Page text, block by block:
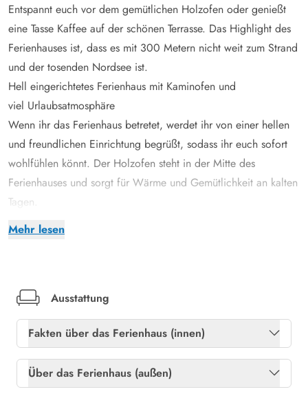
Mehr lesen
Entspannt euch vor dem gemütlichen Holzofen oder genießt
eine Tasse Kaffee auf der schönen Terrasse. Das Highlight des
Ferienhauses ist, dass es mit 300 Metern nicht weit zum Strand
und der tosenden Nordsee ist.
Hell eingerichtetes Ferienhaus mit Kaminofen und
viel Urlaubsatmosphäre
Wenn ihr das Ferienhaus betretet, werdet ihr von einer hellen
und freundlichen Einrichtung begrüßt, sodass ihr euch sofort
wohlfühlen könnt. Der Holzofen steht in der Mitte des
Ferienhauses und sorgt für Wärme und Gemütlichkeit an kalten
Tagen.
Die meiste Zeit eures Urlaubs werdet ihr zweifellos im
ausgestattet, sodass ihr immer saubere Kleidung haben werdet.
Abends könnt ihr euch in eines der beiden Schlafzimmer
zurückziehen. Das eine Schlafzimmer verfügt über ein
Doppelbett, während ihr ein Etagenbett in dem 2.
Schlafzimmer findet. Das 2. Doppelbett im Ferienhaus befindet
Ausstattung
Fakten über das Ferienhaus (innen)
Gratis internet
Ja
Über das Ferienhaus (außen)